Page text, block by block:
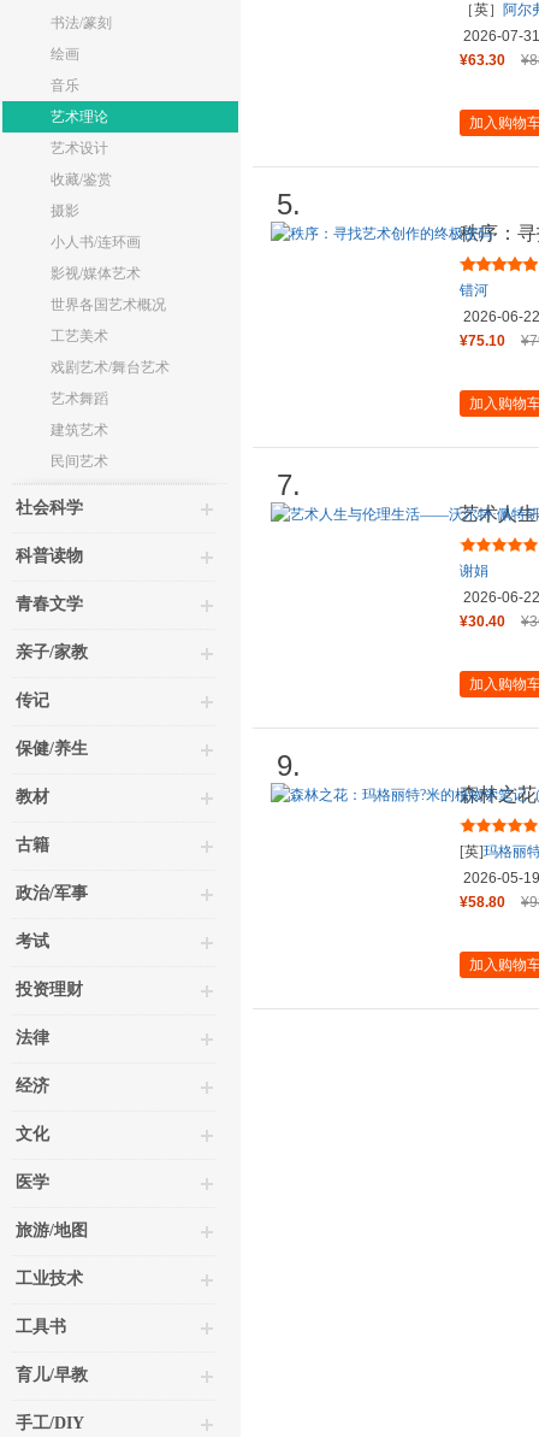
书法/篆刻
绘画
音乐
艺术理论
艺术设计
收藏/鉴赏
摄影
小人书/连环画
影视/媒体艺术
世界各国艺术概况
工艺美术
戏剧艺术/舞台艺术
艺术舞蹈
建筑艺术
民间艺术
社会科学
科普读物
青春文学
亲子/家教
传记
保健/养生
教材
古籍
政治/军事
考试
投资理财
法律
经济
文化
医学
旅游/地图
工业技术
工具书
育儿/早教
手工/DIY
［英］ 阿尔
2026-07-31
¥63.30
加入购物
5.
秩序：
错河
2026-06-22
¥75.10
加入购物
7.
艺术人
谢娟 著
谢娟
2026-06-22
¥30.40
加入购物
9.
森林之
年15次
[英]玛格丽
2026-05-19
¥58.80
加入购物